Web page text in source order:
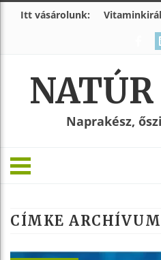
Itt vásárolunk:
Naprakész,
CÍMKE